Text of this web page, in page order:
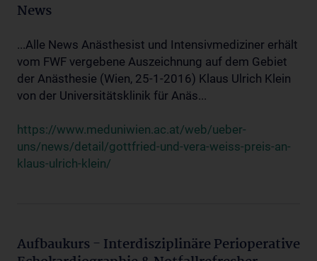
News
...Alle News Anästhesist und Intensivmediziner erhält
vom FWF vergebene Auszeichnung auf dem Gebiet
der Anästhesie (Wien, 25-1-2016) Klaus Ulrich Klein
von der Universitätsklinik für Anäs...
https://www.meduniwien.ac.at/web/ueber-
uns/news/detail/gottfried-und-vera-weiss-preis-an-
klaus-ulrich-klein/
Aufbaukurs - Interdisziplinäre Perioperative